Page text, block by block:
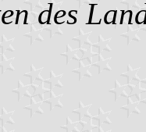
des